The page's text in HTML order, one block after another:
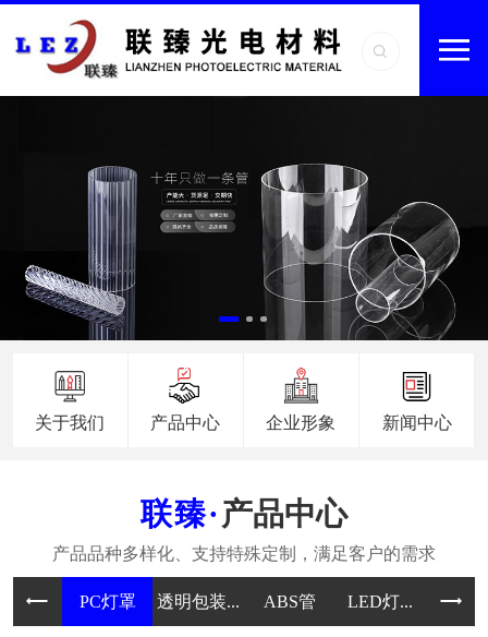
关于我们 产品中心 企业形象 新闻中心
产品中心
PC灯罩 透明包装... ABS管 LED灯... PC